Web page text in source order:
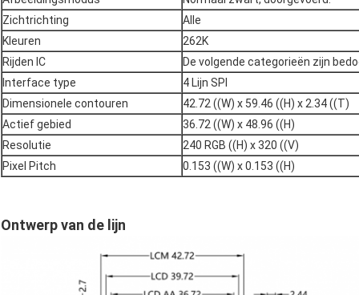
Zichtrichting
Alle
Kleuren
262K
Rijden IC
De volgende categorieën zijn
Interface type
4 Lijn SPI
Dimensionele contouren
42.72 ((W) x 59.46 ((H) x 2.34 ((T)
Actief gebied
36.72 ((W) x 48.96 ((H)
Resolutie
240 RGB ((H) x 320 ((V)
Pixel Pitch
0.153 ((W) x 0.153 ((H)
Ontwerp van de lijn